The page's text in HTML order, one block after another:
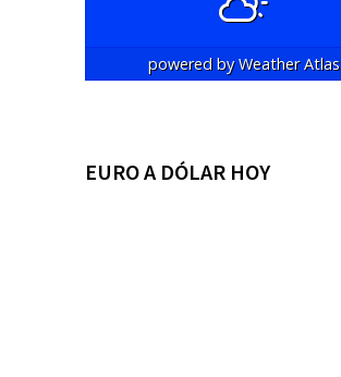
powered byWeather Atlas
EURO A DÓLAR HOY